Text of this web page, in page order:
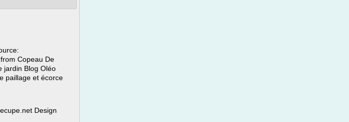
Copeau De
jardin Blog Oléo
paillage et écorce
Design